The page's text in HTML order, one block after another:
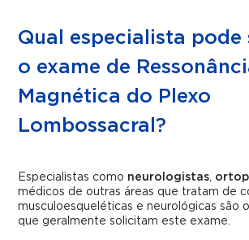
Qual especialista
o exame de
Magnética do Plexo
Lombossacral?
Especialistas como neurologistas,
médicos de outras áreas que tratam de
musculoesqueléticas e neurológicas são
que geralmente solicitam este exame.